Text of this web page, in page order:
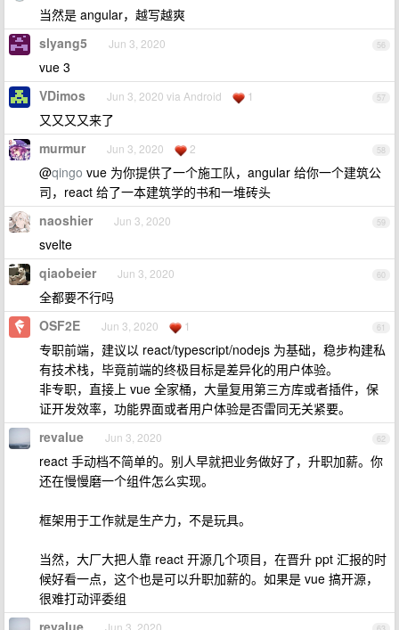
当然是 angular，越写越爽
56
slyang5 Jun 3, 2020
vue 3
57
VDimos Jun 3, 2020 via Android 1
又又又又来了
58
murmur Jun 3, 2020 2
@qingo vue 为你提供了一个施工队，angular 给你一个建筑公
司，react 给了一本建筑学的书和一堆砖头
59
naoshier Jun 3, 2020
svelte
60
qiaobeier Jun 3, 2020
全都要不行吗
61
OSF2E Jun 3, 2020 1
专职前端，建议以 react/typescript/nodejs 为基础，稳步构建私
有技术栈，毕竟前端的终极目标是差异化的用户体验。
非专职，直接上 vue 全家桶，大量复用第三方库或者插件，保
证开发效率，功能界面或者用户体验是否雷同无关紧要。
62
revalue Jun 3, 2020
react 手动档不简单的。别人早就把业务做好了，升职加薪。你
还在慢慢磨一个组件怎么实现。
框架用于工作就是生产力，不是玩具。
当然，大厂大把人靠 react 开源几个项目，在晋升 ppt 汇报的时
候好看一点，这个也是可以升职加薪的。如果是 vue 搞开源，
很难打动评委组
revalue Jun 3, 2020